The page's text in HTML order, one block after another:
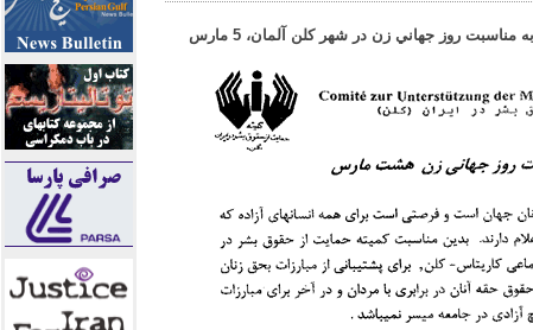
روز جهاني زن در شهر کلن آلمان، 5 مارس